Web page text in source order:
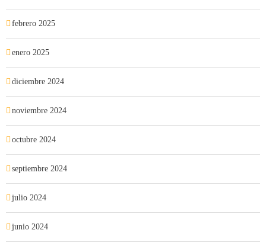
febrero 2025
enero 2025
diciembre 2024
noviembre 2024
octubre 2024
septiembre 2024
julio 2024
junio 2024